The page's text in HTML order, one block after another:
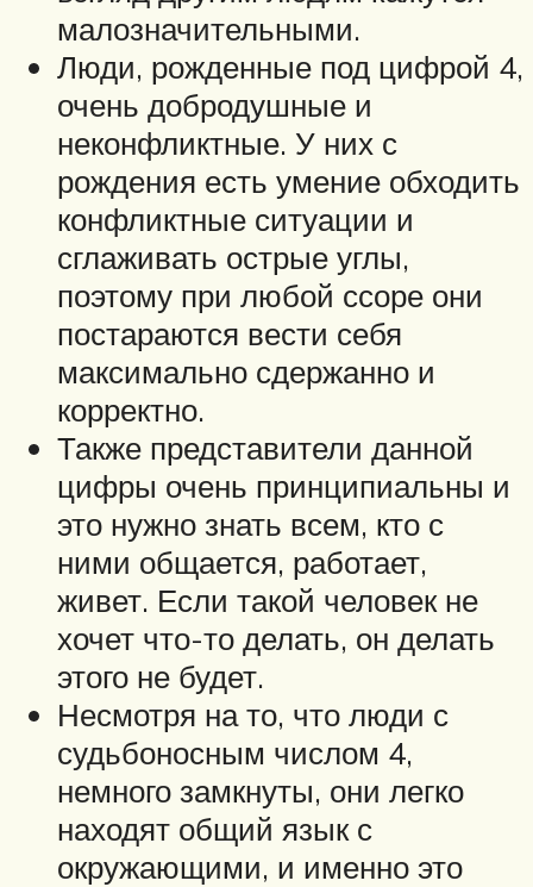
малозначительными.
Люди, рожденные под цифрой 4,
очень добродушные и
неконфликтные. У них с
рождения есть умение обходить
конфликтные ситуации и
сглаживать острые углы,
поэтому при любой ссоре они
постараются вести себя
максимально сдержанно и
корректно.
Также представители данной
цифры очень принципиальны и
это нужно знать всем, кто с
ними общается, работает,
живет. Если такой человек не
хочет что-то делать, он делать
этого не будет.
Несмотря на то, что люди с
судьбоносным числом 4,
немного замкнуты, они легко
находят общий язык с
окружающими, и именно это